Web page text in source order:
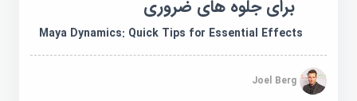
برای جلوه های ضروری
Maya Dynamics: Quick Tips for Essential Effects
Joel Berg